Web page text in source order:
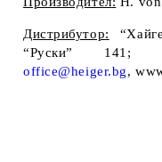
Дистрибутор:
“Руски” 141;
office@heiger.bg,